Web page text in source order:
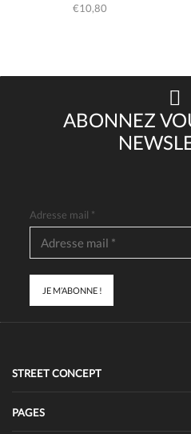
€10,80
ABONNEZ
Adresse mail *
STREET CONCEPT
PAGES